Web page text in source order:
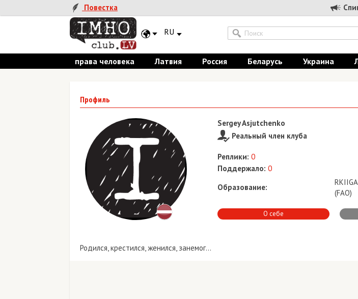
Повестка
RU
права человека Латвия Россия Беларусь Украина
Профиль
Sergey Asjutchenko
Реальный член клуба
Реплики: 0
Поддержало: 0
Образование:
(FAO)
О себе
Родился, крестился, женился, занемог...